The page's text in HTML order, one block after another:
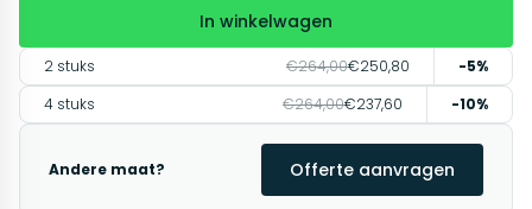
In winkelwagen
2 stuks €264,00€250,80
-5%
4 stuks
€264,00€237,60 -10%
Andere maat? Offerte aanvragen